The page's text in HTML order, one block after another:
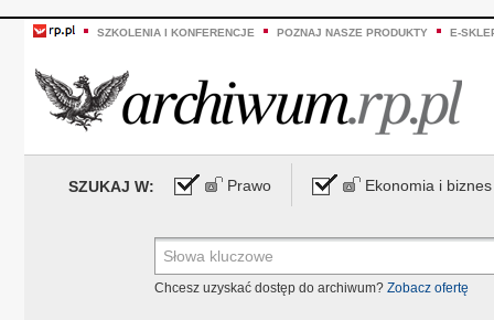
SZKOLENIA I KONFERENCJE POZNAJ NASZE PRODUKTY E-
SZUKAJ W: Prawo Ekonomia i biznes
Chcesz uzyskać dostęp do archiwum? Zobacz ofertę